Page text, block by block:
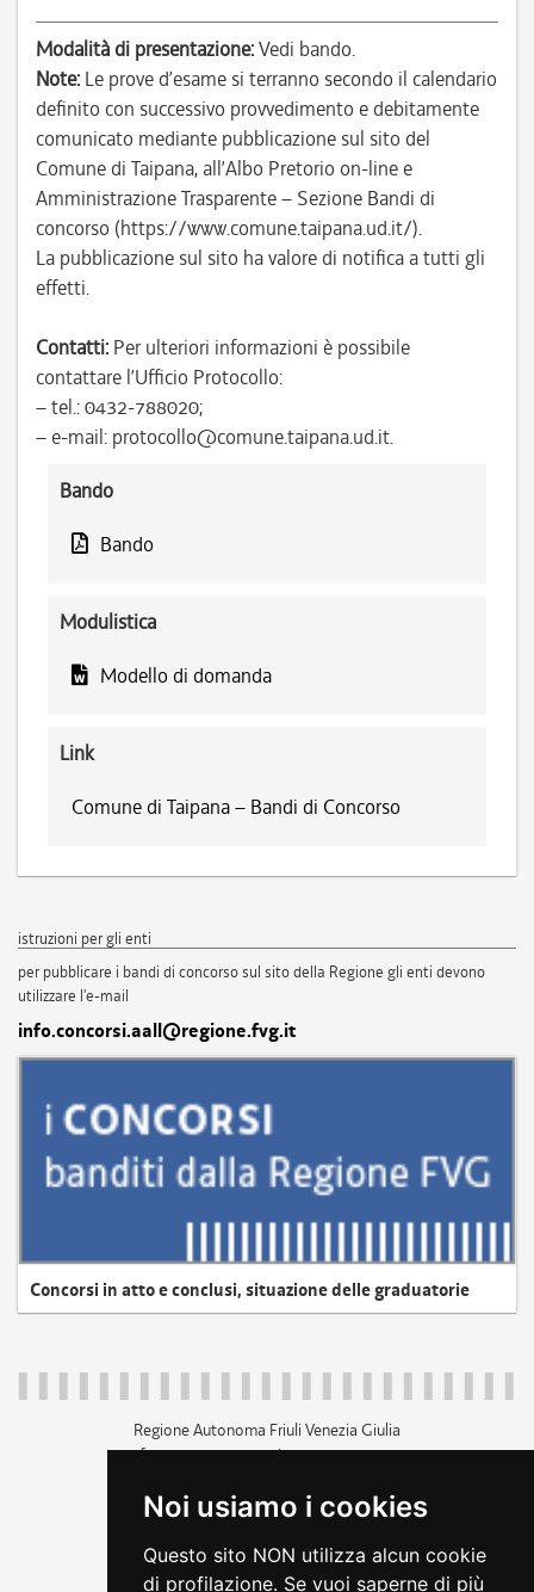
Noi usiamo i cookies
Questo sito NON utilizza alcun cookie
di profilazione. Se vuoi saperne di più
Modalità di presentazione:Vedi bando.
Note: Le prove d’esame si terranno secondo il calendario
definito con successivo provvedimento e debitamente
comunicato mediante pubblicazione sul sito del
Comune di Taipana, all’Albo Pretorio on-line e
Amministrazione Trasparente – Sezione Bandi di
concorso (https://www.comune.taipana.ud.it/).
La pubblicazione sul sito ha valore di notifica a tutti gli
effetti.
Contatti: Per ulteriori informazioni è possibile
contattare l’Ufficio Protocollo:
– tel.: 0432-788020;
– e-mail: protocollo@comune.taipana.ud.it.
Bando
Bando
Modulistica
Modello di domanda
Link
Comune di Taipana – Bandi di Concorso
istruzioni per gli enti
per pubblicare i bandi di concorso sul sito della Regione gli enti devono
utilizzare l'e-mail
info.concorsi.aall@regione.fvg.it
Concorsi in atto e conclusi, situazione delle graduatorie
Regione Autonoma Friuli Venezia Giulia
c.f. 80014930327; p.iva 00526040324
+39 040 3771111
amministrazione trasparente